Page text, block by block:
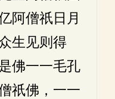
阿僧祇日月
生见则得
佛一一毛孔
祇佛，一一